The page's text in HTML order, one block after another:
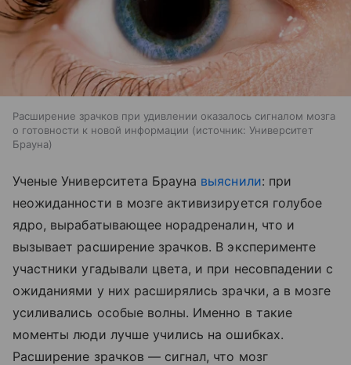
Расширение зрачков при удивлении оказалось сигналом мозга
о готовности к новой информации
источник: Университет
Брауна
Ученые Университета Брауна выяснили: при
неожиданности в мозге активизируется голубое
ядро, вырабатывающее норадреналин, что и
вызывает расширение зрачков. В эксперименте
участники угадывали цвета, и при несовпадении с
ожиданиями у них расширялись зрачки, а в мозге
усиливались особые волны. Именно в такие
моменты люди лучше учились на ошибках.
Расширение зрачков — сигнал, что мозг